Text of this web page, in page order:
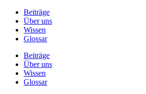
Beiträge
Über uns
Wissen
Glossar
Beiträge
Über uns
Wissen
Glossar